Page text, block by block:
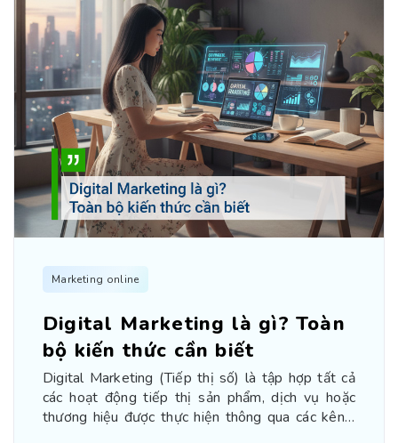
Marketing online
Digital Marketing là gì? Toàn
bộ kiến thức cần biết
Digital Marketing (Tiếp thị số) là tập hợp tất cả
các hoạt động tiếp thị sản phẩm, dịch vụ hoặc
thương hiệu được thực hiện thông qua các kênh,